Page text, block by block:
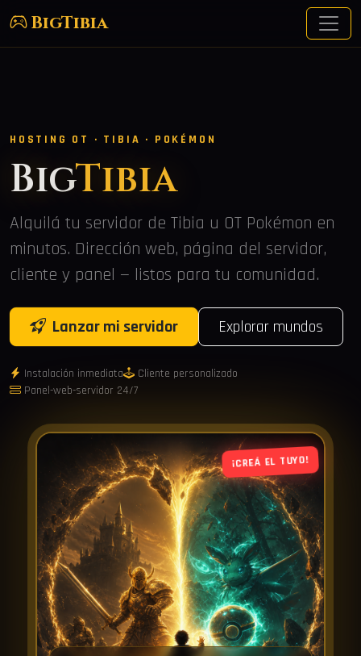
BigTibia
HOSTING OT · TIBIA · POKÉMON
BigTibia
Alquilá tu servidor de Tibia u OT Pokémon en
minutos. Dirección web, página del servidor,
cliente y panel — listos para tu comunidad.
Lanzar mi servidor Explorar mundos
Instalación inmediata
Cliente personalizado
Panel-web-servidor 24/7
¡CREÁ EL TUYO!